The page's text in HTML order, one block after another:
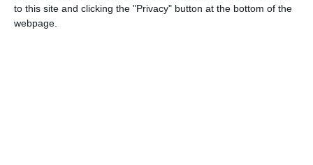
to this site and clicking the "Privacy" button at the bottom of the
webpage.